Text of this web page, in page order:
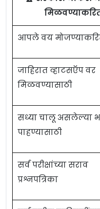
आपले वय
जाहिरात व्हाटसऍप वर
मिळवण्यासाठी
सध्या चालू असलेल्या
पाहण्यासाठी
सर्व परीक्षांच्या सराव
प्रश्नपत्रिका